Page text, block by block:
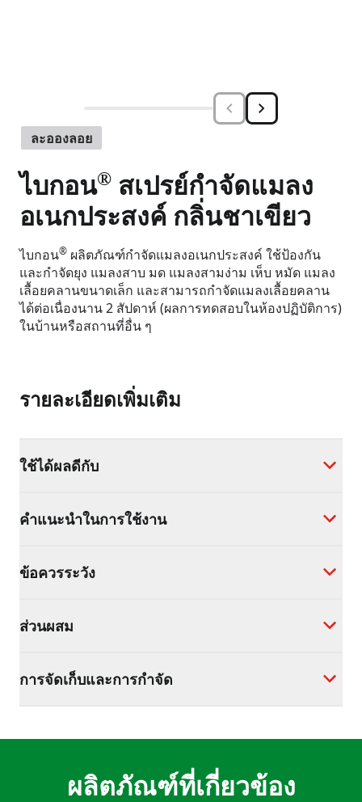
ละอองลอย
ไบกอน® สเปรย์กำจัดแมลง
อเนกประสงค์ กลิ่นชาเขียว
ไบกอน® ผลิตภัณฑ์กำจัดแมลงอเนกประสงค์ ใช้ป้องกัน
และกําจัดยุง แมลงสาบ มด แมลงสามง่าม เห็บ หมัด แมลง
เลื้อยคลานขนาดเล็ก และสามารถกําจัดแมลงเลื้อยคลาน
ได้ต่อเนื่องนาน 2 สัปดาห์ (ผลการทดสอบในห้องปฏิบัติการ)
ในบ้านหรือสถานที่อื่น ๆ
รายละเอียดเพิ่มเติม
ใช้ได้ผลดีกับ
คำแนะนำในการใช้งาน
ข้อควรระวัง
ส่วนผสม
การจัดเก็บและการกำจัด
ผลิตภัณฑ์ที่เกี่ยวข้อง